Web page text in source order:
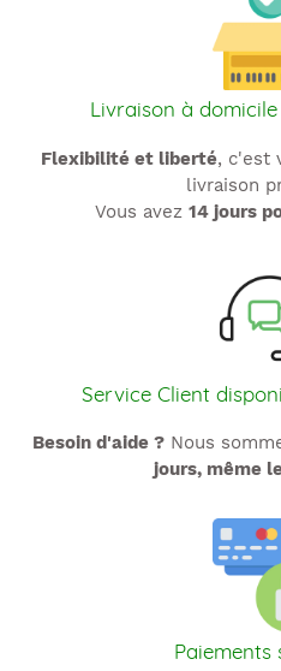
Livraison à
Flexibilité et liberté, c'est
livraison
Vous avez 14 jours
Service Client
Besoin d'aide ?Nous
jours, même
Paiements